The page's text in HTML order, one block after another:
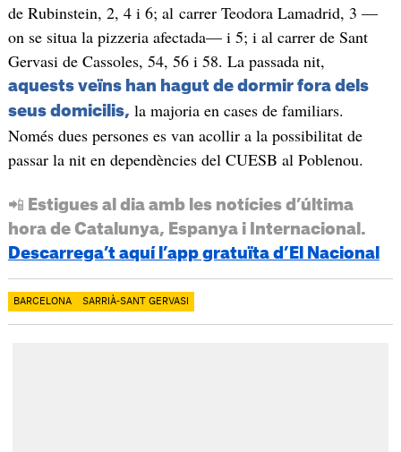
de Rubinstein, 2, 4 i 6; al carrer Teodora Lamadrid, 3 —
on se situa la pizzeria afectada— i 5; i al carrer de Sant
Gervasi de Cassoles, 54, 56 i 58. La passada nit,
aquests veïns han hagut de dormir fora dels
seus domicilis, la majoria en cases de familiars.
Només dues persones es van acollir a la possibilitat de
passar la nit en dependències del CUESB al Poblenou.
📲 Estigues al dia amb les notícies d’última
hora de Catalunya, Espanya i Internacional.
Descarrega’t aquí l’app gratuïta d’El Nacional
BARCELONA SARRIÀ-SANT GERVASI